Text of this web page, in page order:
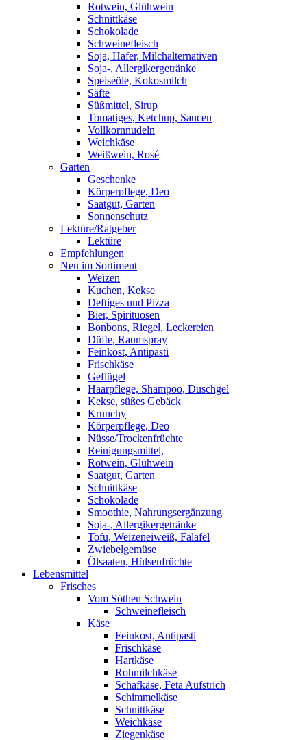
Rotwein, Glühwein
Schnittkäse
Schokolade
Schweinefleisch
Soja, Hafer, Milchalternativen
Soja-, Allergikergetränke
Speiseöle, Kokosmilch
Säfte
Süßmittel, Sirup
Tomatiges, Ketchup, Saucen
Vollkornnudeln
Weichkäse
Weißwein, Rosé
Garten
Geschenke
Körperpflege, Deo
Saatgut, Garten
Sonnenschutz
Lektüre/Ratgeber
Lektüre
Empfehlungen
Neu im Sortiment
Weizen
Kuchen, Kekse
Deftiges und Pizza
Bier, Spirituosen
Bonbons, Riegel, Leckereien
Düfte, Raumspray
Feinkost, Antipasti
Frischkäse
Geflügel
Haarpflege, Shampoo, Duschgel
Kekse, süßes Gebäck
Krunchy
Körperpflege, Deo
Nüsse/Trockenfrüchte
Reinigungsmittel,
Rotwein, Glühwein
Saatgut, Garten
Schnittkäse
Schokolade
Smoothie, Nahrungsergänzung
Soja-, Allergikergetränke
Tofu, Weizeneiweiß, Falafel
Zwiebelgemüse
Ölsaaten, Hülsenfrüchte
Lebensmittel
Frisches
Vom Söthen Schwein
Schweinefleisch
Käse
Feinkost, Antipasti
Frischkäse
Hartkäse
Rohmilchkäse
Schafkäse, Feta Aufstrich
Schimmelkäse
Schnittkäse
Weichkäse
Ziegenkäse